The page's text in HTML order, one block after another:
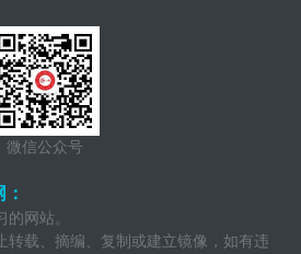
微信公众号
网站。
转载、摘编、复制或建立镜像，如有违